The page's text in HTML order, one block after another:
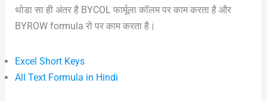
थोडा सा ही अंतर है BYCOL फार्मूला कॉलम पर काम करता है और
BYROW formula रो पर काम करता है।
Excel Short Keys
All Text Formula in Hindi